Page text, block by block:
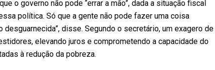
o governo não pode “errar a mão”, dada a situação fiscal
política. Só que a gente não pode fazer uma coisa
disse. Segundo o secretário, um exagero de
elevando juros e comprometendo a capacidade do
à redução da pobreza.